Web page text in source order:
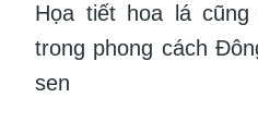
Họa tiết hoa lá
trong phong cách
sen